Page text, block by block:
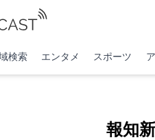
検索 エンタメ スポーツ
報知